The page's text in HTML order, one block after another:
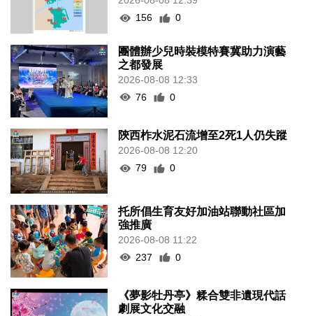
156
0
團體辦少兒時裝模特賽冀助力演藝
之都發展
2026-08-08 12:33
76
0
陝西柞水泥石流增至2死1人仍失蹤
2026-08-08 12:20
79
0
托所倡生育友好加油站聯動社區加
強推廣
2026-08-08 11:22
237
0
《夢影牡丹亭》糅合雙非遺現代話
劇展文化交融